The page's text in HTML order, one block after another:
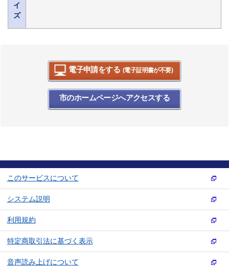
イ
ズ
電子申請をする (電子証明書が不要)
市のホームページへアクセスする
このサービスについて
システム説明
利用規約
特定商取引法に基づく表示
音声読み上げについて